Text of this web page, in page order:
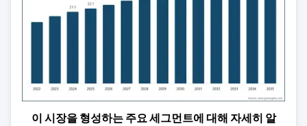
이 시장을 형성하는 주요 세그먼트에 대해 자세히 알